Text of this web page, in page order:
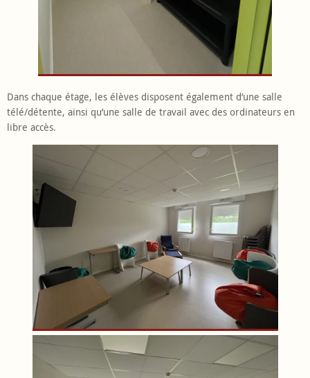
Dans chaque étage, les élèves disposent également d’une salle
télé/détente, ainsi qu’une salle de travail avec des ordinateurs en
libre accès.